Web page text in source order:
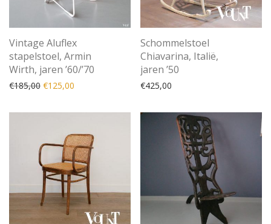
Vintage Aluflex
stapelstoel, Armin
Wirth, jaren ’60/’70
€185,00 Oorspronkelijke prijs was: €185,00.
€125,00 Huidige prijs is: €125,00.
Schommelstoel
Chiavarina, Italië,
jaren ’50
€425,00